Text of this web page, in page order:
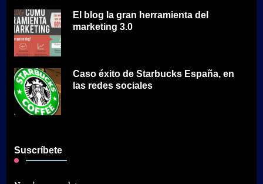
El blog la gran herramienta del
marketing 3.0
Caso éxito de Starbucks España, en
las redes sociales
Suscríbete